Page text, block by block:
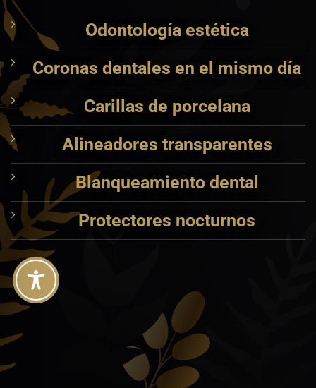
Odontología estética
Coronas dentales en el mismo día
Carillas de porcelana
Alineadores transparentes
Blanqueamiento dental
Protectores nocturnos